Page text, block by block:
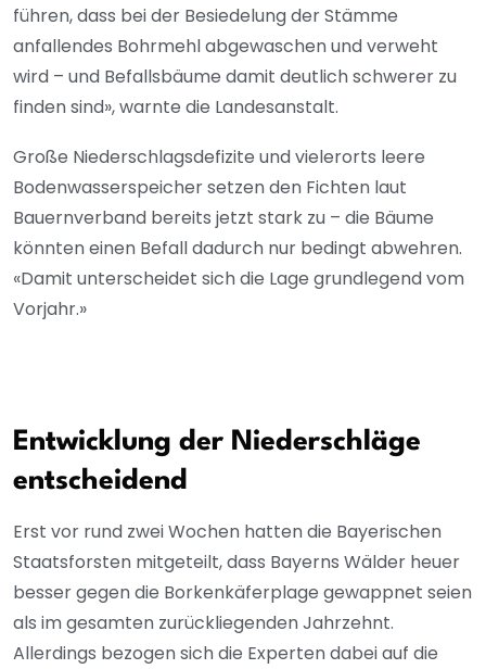
führen, dass bei der Besiedelung der Stämme
anfallendes Bohrmehl abgewaschen und verweht
wird – und Befallsbäume damit deutlich schwerer zu
finden sind», warnte die Landesanstalt.
Große Niederschlagsdefizite und vielerorts leere
Bodenwasserspeicher setzen den Fichten laut
Bauernverband bereits jetzt stark zu – die Bäume
könnten einen Befall dadurch nur bedingt abwehren.
«Damit unterscheidet sich die Lage grundlegend vom
Vorjahr.»
Entwicklung der Niederschläge
entscheidend
Erst vor rund zwei Wochen hatten die Bayerischen
Staatsforsten mitgeteilt, dass Bayerns Wälder heuer
besser gegen die Borkenkäferplage gewappnet seien
als im gesamten zurückliegenden Jahrzehnt.
Allerdings bezogen sich die Experten dabei auf die